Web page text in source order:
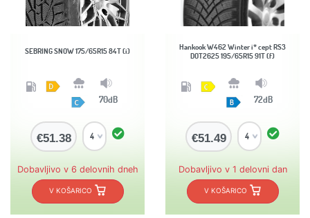
SEBRING SNOW 175/65R15 84T (i)
70dB
€51.38
Dobavljivo v 6 delovnih dneh
V KOŠARICO
Hankook W462 Winter i* cept RS3
DOT2625 195/65R15 91T (f)
72dB
€51.49
Dobavljivo v 1 delovni dan
V KOŠARICO